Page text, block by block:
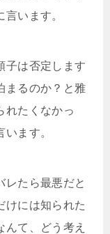
います。
子は否定します
まるのか？と雅
れたくなかっ
ます。
レたら最悪だと
けには知られた
んて、どう考え